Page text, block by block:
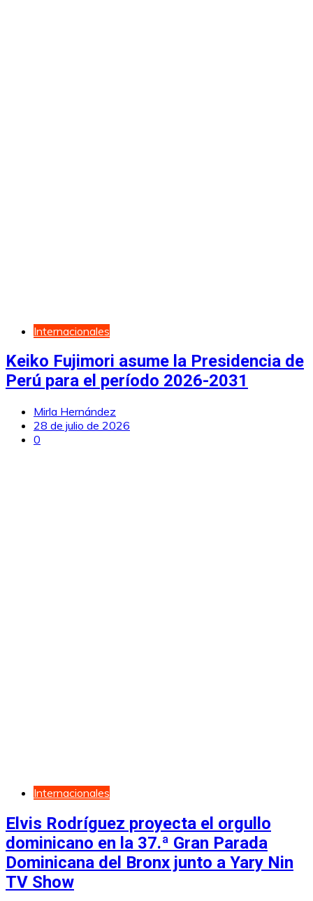
Internacionales
Keiko Fujimori asume la Presidencia de
Perú para el período 2026-2031
Mirla Hernández
28 de julio de 2026
0
Internacionales
Elvis Rodríguez proyecta el orgullo
dominicano en la 37.ª Gran Parada
Dominicana del Bronx junto a Yary Nin
TV Show